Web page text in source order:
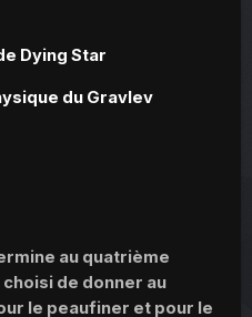
Dying Star
du Gravlev
au quatrième
de donner au
le peaufiner et pour le